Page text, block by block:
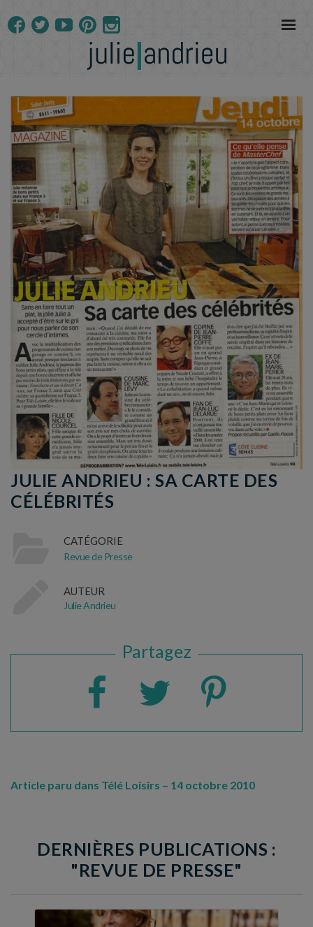
JULIE ANDRIEU : SA CARTE DES
CÉLÉBRITÉS
CATÉGORIE
Revue de Presse
AUTEUR
Julie Andrieu
Partagez
Article paru dans Télé Loisirs – 14 octobre 2010
DERNIÈRES PUBLICATIONS :
"REVUE DE PRESSE"